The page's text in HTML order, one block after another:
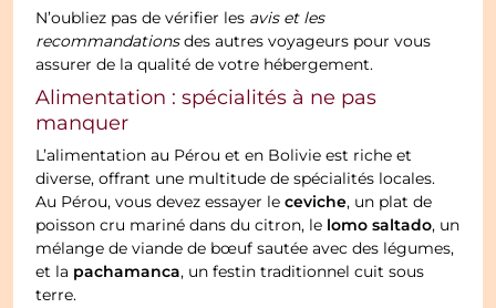
N’oubliez pas de vérifier les avis et les
recommandationsdes autres voyageurs pour vous
assurer de la qualité de votre hébergement.
Alimentation : spécialités à ne pas
manquer
L’alimentation au Pérou et en Bolivie est riche et
diverse, offrant une multitude de spécialités locales.
Au Pérou, vous devez essayer leceviche, un plat de
poisson cru mariné dans du citron, le lomo saltado, un
mélange de viande de bœuf sautée avec des légumes,
et la pachamanca, un festin traditionnel cuit sous
terre.